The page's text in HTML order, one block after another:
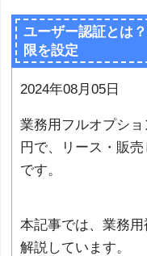
ユーザー認証とは
限を設定
2024年08月05日
業務用フルオプシ
円で、リース・販売
です。
本記事では、業務
解説しています。